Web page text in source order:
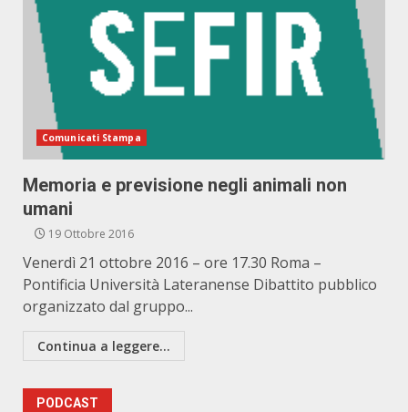
Comunicati Stampa
Memoria e previsione negli animali non
umani
19 Ottobre 2016
Venerdì 21 ottobre 2016 – ore 17.30 Roma –
Pontificia Università Lateranense Dibattito pubblico
organizzato dal gruppo...
Continua a leggere...
PODCAST